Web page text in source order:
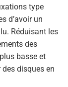
type
d’avoir un
Réduisant les
des
basse et
disques en